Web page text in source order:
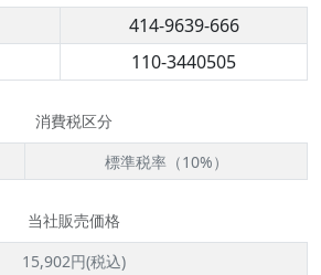
414-9639-666
110-3440505
消費税区分
標準税率（10%）
当社販売価格
15,902円(税込)